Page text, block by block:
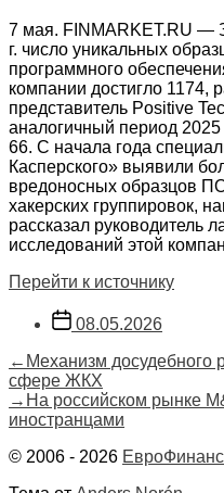
7 мая. FINMARKET.RU —
г. число уникальных
программного
компании достигло 1174,
представитель Positive
аналогичный период
66. С начала года
Касперского» выявили
вредоносных образцов
хакерских группировок,
рассказал руководитель
исследований этой
Перейти к источнику
Дата
записи
08.05.2026
Навигация
по
записям
← Предыдущая
запись:
Механизм досудебного
сфере ЖКХ
→ Следующая
запись:
На российском рынке
иностранцами
© 2006 - 2026 ЕвроФинанс